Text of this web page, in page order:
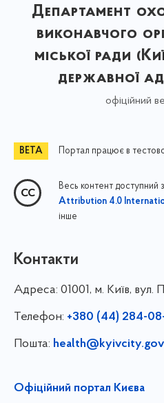
Департамент
виконавчого
міської ради
державної
офіційний
Портал працює в
Весь контент доступний
Attribution 4.0
інше
Контакти
Адреса: 01001, м. Київ, вул.
Телефон: +380 (44) 284-
Пошта:
Офіційний портал Києва